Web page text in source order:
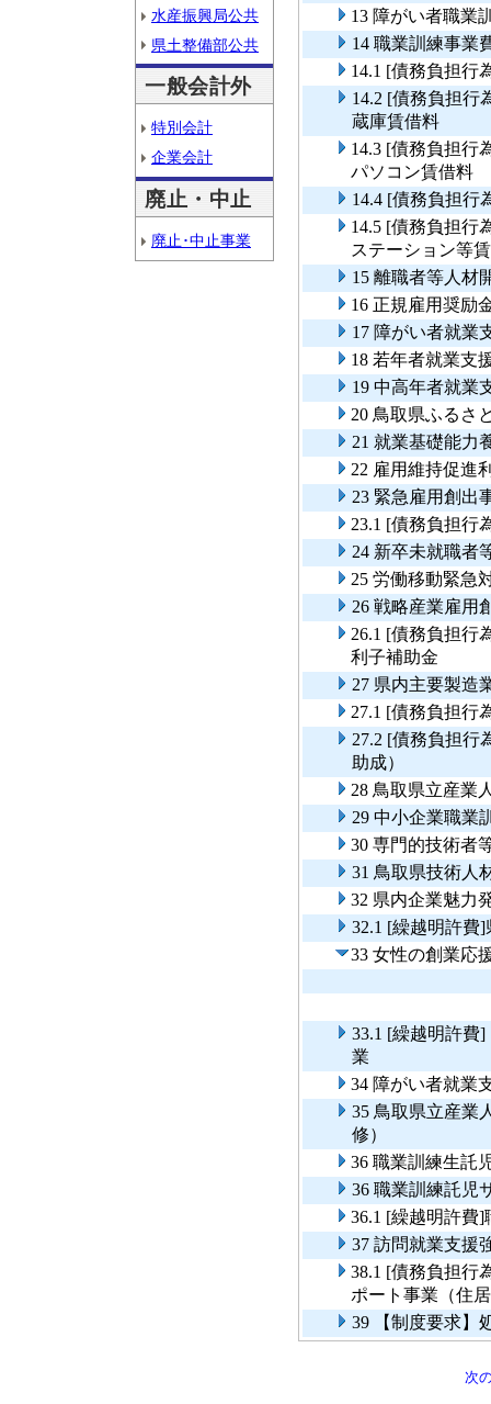
水産振興局公共
県土整備部公共
一般会計外
特別会計
企業会計
廃止・中止
廃止･中止事業
13 障がい者職業
14 職業訓練事業
14.1 [債務負担行
14.2 [債務負担行
蔵庫賃借料
14.3 [債務負担行
パソコン賃借料
14.4 [債務負担行
14.5 [債務負担行
ステーション等
15 離職者等人材
16 正規雇用奨励
17 障がい者就業
18 若年者就業支
19 中高年者就業
20 鳥取県ふるさ
21 就業基礎能力
22 雇用維持促進
23 緊急雇用創出
23.1 [債務負担行
24 新卒未就職者
25 労働移動緊急
26 戦略産業雇用
26.1 [債務負担行
利子補助金
27 県内主要製造
27.1 [債務負担行
27.2 [債務負担行
助成）
28 鳥取県立産業
29 中小企業職業
30 専門的技術者
31 鳥取県技術人
32 県内企業魅力
32.1 [繰越明許費
33 女性の創業応
33.1 [繰越明許費
業
34 障がい者就業
35 鳥取県立産業
修）
36 職業訓練生託
36 職業訓練託児
36.1 [繰越明許費
37 訪問就業支援
38.1 [債務負担行
ポート事業（住
39 【制度要求】
次